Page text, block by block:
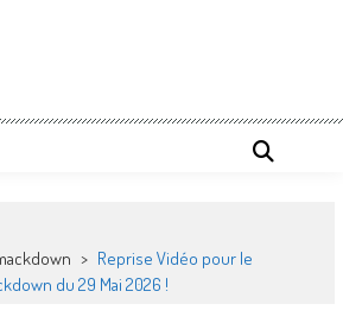
> Reprise Vidéo pour le
du 29 Mai 2026 !